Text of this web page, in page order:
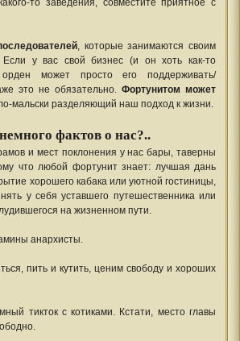
то заведения, совместите приятное с
, которые занимаются своим
у вас свой бизнес (и он хоть как-то
может просто его поддерживать/
это не обязательно. Фортунитом может
мальски разделяющий наш подход к жизни.
фактов о нас?..
и мест поклонения у нас бары, таверны
что любой фортунит знает: лучшая дань
хорошего кабака или уютной гостиницы,
у себя уставшего путешественника или
на жизненном пути.
анархисты.
пить и кутить, ценим свободу и хороших
тикток с котиками. Кстати, место главы